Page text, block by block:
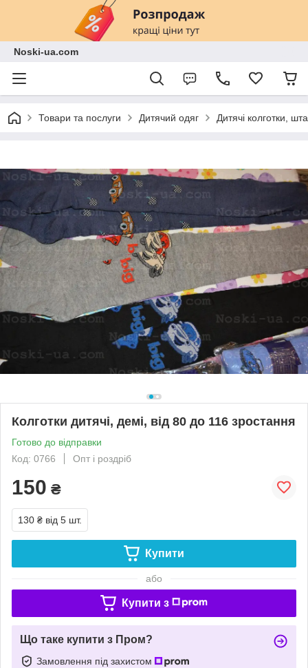
Noski-ua.com
Товари та послуги Дитячий одяг Дитячі колготки,
Колготки дитячі, демі, від 80 до 116 зростання
Готово до відправки
Код: 0766
Опт і роздріб
150 ₴
130 ₴ від 5 шт.
Купити
або
Купити з
Що таке купити з Пром?
Замовлення під захистом